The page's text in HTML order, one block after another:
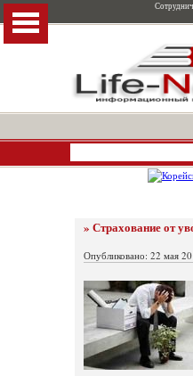
» Страхование от
Опубликовано: 22 мая